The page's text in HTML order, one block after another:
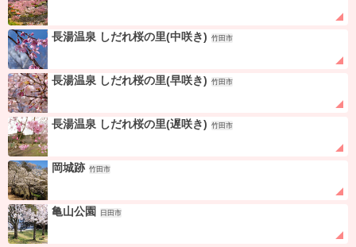
長湯温泉 しだれ桜の里(中咲き) 竹田市
長湯温泉 しだれ桜の里(早咲き) 竹田市
長湯温泉 しだれ桜の里(遅咲き) 竹田市
岡城跡 竹田市
亀山公園 日田市